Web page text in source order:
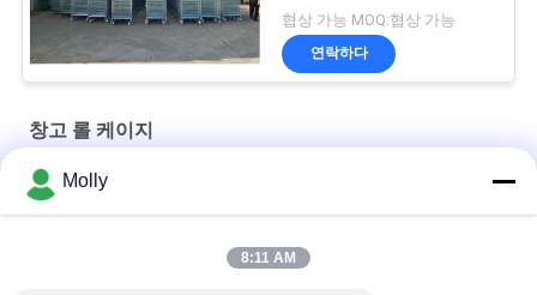
협상 가능 MOQ:협상 가능
연락하다
창고 롤 케이지
중량용 고형 저항 포크리프트 유지보수 안전 작업 케이지
Molly
8:11 AM